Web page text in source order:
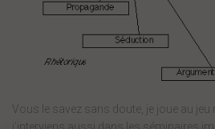
Vous le savez sans doute, je joue au jeu